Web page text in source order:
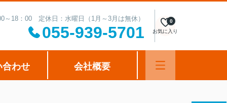
～18：00 定休日：水曜日（1月～3月は無休）
055-939-5701 お気に入り
0
合わせ 会社概要